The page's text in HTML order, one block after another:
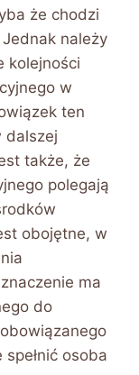
że chodzi
należy
kolejności
w
ten
dalszej
także, że
polegają
obojętne, w
ma
do
osoba